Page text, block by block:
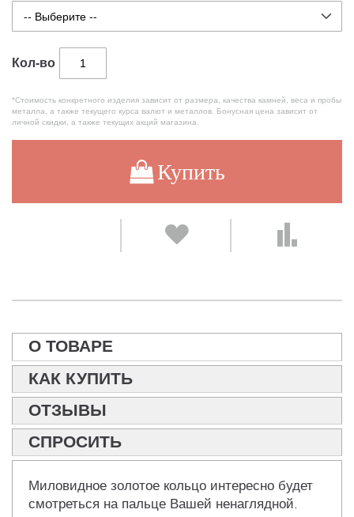
Кол-во
*Стоимость конкретного изделия зависит от размера, качества камней, веса и пробы
металла, а также текущего курса валют и металлов. Бонусная цена зависит от
личной скидки, а также текущих акций магазина.
Купить
О ТОВАРЕ
КАК КУПИТЬ
ОТЗЫВЫ
СПРОСИТЬ
Миловидное золотое кольцо интересно будет
смотреться на пальце Вашей ненаглядной.